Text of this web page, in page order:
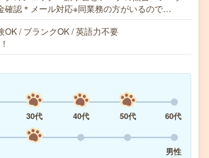
確認＊メール対応※同業務の方がいるので…
OK / ブランクOK / 英語力不要
30代 40代 50代
60代
男性